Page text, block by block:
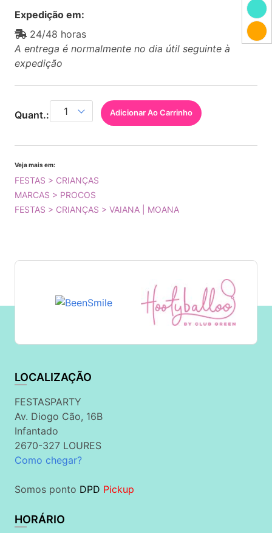
Expedição em:
24/48 horas
A entrega é normalmente no dia útil seguinte à
expedição
Quant.: Adicionar Ao Carrinho
Veja mais em:
FESTAS > CRIANÇAS
MARCAS > PROCOS
FESTAS > CRIANÇAS > VAIANA | MOANA
LOCALIZAÇÃO
FESTASPARTY
Av. Diogo Cão, 16B
Infantado
2670-327 LOURES
Como chegar?
Somos ponto DPD Pickup
HORÁRIO